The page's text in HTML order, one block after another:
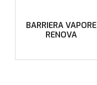
BARRIERA VAPORE
RENOVA